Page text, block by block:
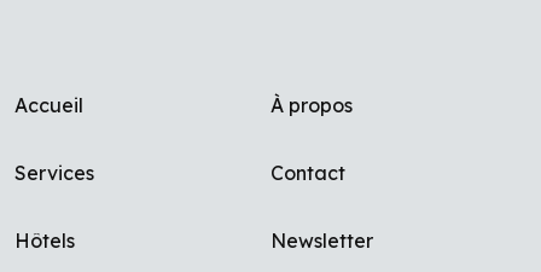
Footer menu
Accueil
Services
Hôtels
À propos
Contact
Newsletter